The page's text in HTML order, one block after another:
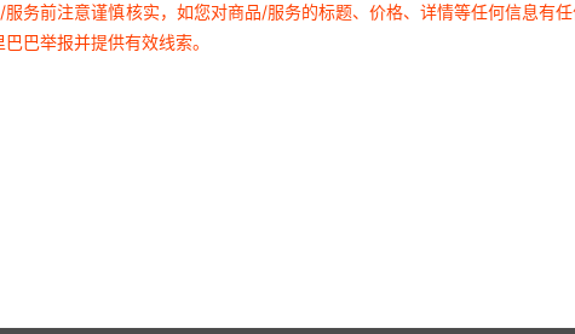
务前注意谨慎核实，如您对商品/服务的标题、价格、详情等任何信息
巴举报并提供有效线索。